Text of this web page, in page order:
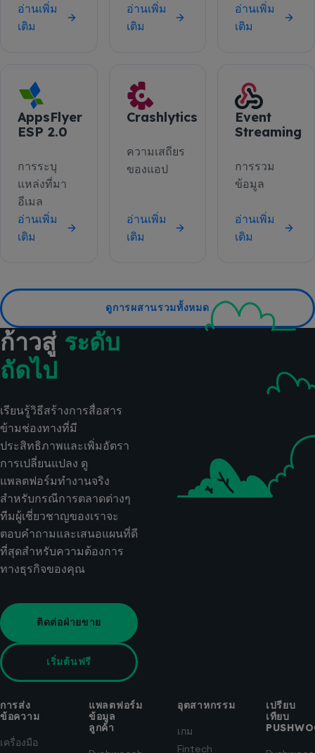
อ่านเพิ่ม
เติม
อ่านเพิ่ม
เติม
อ่านเพิ่ม
เติม
AppsFlyer
ESP 2.0
การระบุ
แหล่งที่มา
อีเมล
อ่านเพิ่ม
เติม
Crashlytics
ความเสถียร
ของแอป
อ่านเพิ่ม
เติม
Event
Streaming
การรวม
ข้อมูล
อ่านเพิ่ม
เติม
ดูการผสานรวมทั้งหมด
ก้าวสู่ ระดับ
ถัดไป
เรียนรู้วิธีสร้างการสื่อสาร
ข้ามช่องทางที่มี
ประสิทธิภาพและเพิ่มอัตรา
การเปลี่ยนแปลง ดู
แพลตฟอร์มทำงานจริง
สำหรับกรณีการตลาดต่างๆ
ทีมผู้เชี่ยวชาญของเราจะ
ตอบคำถามและเสนอแผนที่ดี
ที่สุดสำหรับความต้องการ
ทางธุรกิจของคุณ
ติดต่อฝ่ายขาย
เริ่มต้นฟรี
การส่ง
ข้อความ
เครื่องมือ
แพลตฟอร์ม
ข้อมูล
ลูกค้า
อุตสาหกรรม
เกม
Fintech
เปรียบ
เทียบ